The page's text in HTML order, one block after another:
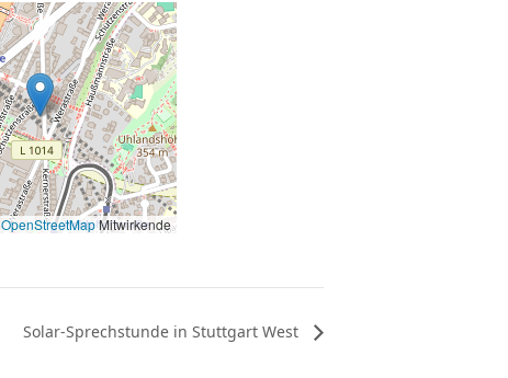
OpenStreetMapMitwirkende
Solar-Sprechstunde in Stuttgart West